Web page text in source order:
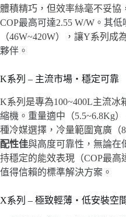
體積精巧，但效率絲毫不妥協
COP最高可達2.55 W/W。其
（46W~420W），讓Y系列成
夥伴。
K系列 – 主流市場・穩定可靠
K系列是專為100~400L主流冰
縮機。重量適中（5.5~6.8Kg）
種冷媒選擇，冷量範圍寬廣（
配性佳與高度可靠性，無論在
持穩定的能效表現（COP最高
值得信賴的標準解決方案。
X系列 – 極致輕薄・低安裝空